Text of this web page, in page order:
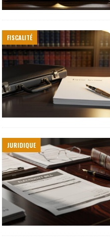
FISCALITÉ
JURIDIQUE